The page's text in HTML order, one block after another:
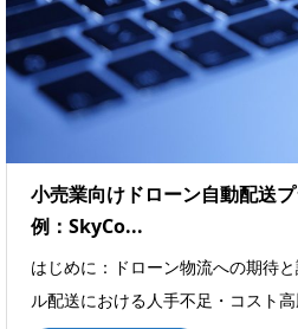
小売業向けドローン自動配送
例：SkyCo...
はじめに：ドローン物流への期待
ル配送における人手不足・コスト